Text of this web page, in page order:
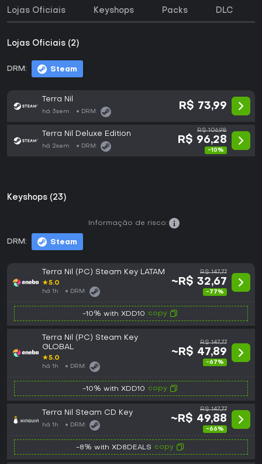
Lojas Oficiais Keyshops Packs DLC
Lojas Oficiais (2)
DRM: Steam
Terra Nil
há 3sem DRM:
R$ 73,99
Terra Nil Deluxe Edition
há 2sem DRM:
R$ 106,98
R$ 96,28
-10%
Keyshops (23)
DRM: Steam
Informação de risco:
Terra Nil (PC) Steam Key LATAM
★5.0
há 1h DRM:
R$ 147,77
~R$ 32,67
-77%
-10% with XDD10 copy
Terra Nil (PC) Steam Key
GLOBAL
★5.0
há 1h DRM:
R$ 147,77
~R$ 47,89
-67%
-10% with XDD10 copy
Terra Nil Steam CD Key
há 1h DRM:
R$ 147,77
~R$ 49,88
-66%
-8% with XD8DEALS copy